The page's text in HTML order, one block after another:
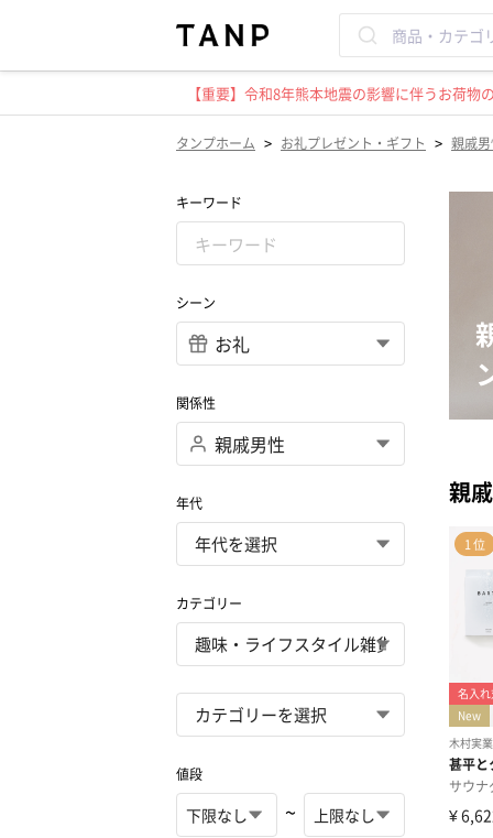
【重要】令和8年熊本地震の影響に伴うお荷
タンプホーム > お礼プレゼント・ギフト > 親戚
キーワード
シーン
関係性
年代
カテゴリー
値段
~
親